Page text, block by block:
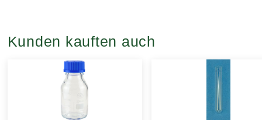
Kunden kauften auch